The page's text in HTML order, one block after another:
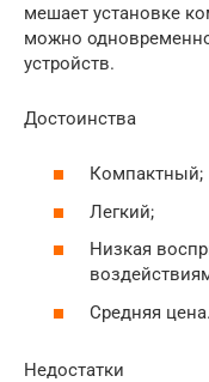
мешает установке
можно
устройств.
Достоинства
Компактный;
Легкий;
Низкая
Средняя цена.
Недостатки